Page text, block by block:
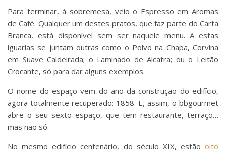
Para terminar, à sobremesa, veio o Espresso em Aromas
de Café. Qualquer um destes pratos, que faz parte do Carta
Branca, está disponível sem ser naquele menu. A estas
iguarias se juntam outras como o Polvo na Chapa, Corvina
em Suave Caldeirada; o Laminado de Alcatra; ou o Leitão
Crocante, só para dar alguns exemplos.
O nome do espaço vem do ano da construção do edifício,
agora totalmente recuperado: 1858. E, assim, o bbgourmet
abre o seu sexto espaço, que tem restaurante, terraço…
mas não só.
No mesmo edifício centenário, do século XIX, estão oito